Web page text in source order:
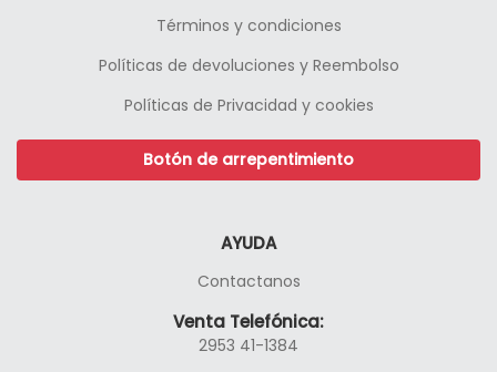
Términos y condiciones
Políticas de devoluciones y Reembolso
Políticas de Privacidad y cookies
Botón de arrepentimiento
AYUDA
Contactanos
Venta Telefónica:
2953 41-1384